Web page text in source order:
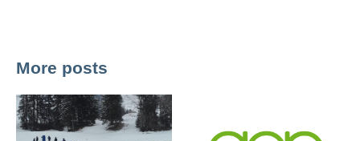
More posts